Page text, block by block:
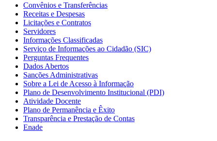
Convênios e Transferências
Receitas e Despesas
Licitações e Contratos
Servidores
Informações Classificadas
Serviço de Informações ao Cidadão (SIC)
Perguntas Frequentes
Dados Abertos
Sanções Administrativas
Sobre a Lei de Acesso à Informação
Plano de Desenvolvimento Institucional (PDI)
Atividade Docente
Plano de Permanência e Êxito
Transparência e Prestação de Contas
Enade